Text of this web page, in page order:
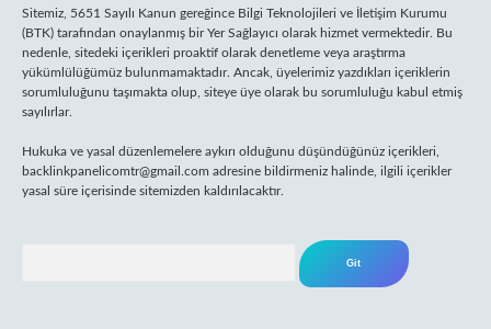
Sitemiz, 5651 Sayılı Kanun gereğince Bilgi Teknolojileri ve İletişim Kurumu
(BTK) tarafından onaylanmış bir Yer Sağlayıcı olarak hizmet vermektedir. Bu
nedenle, sitedeki içerikleri proaktif olarak denetleme veya araştırma
yükümlülüğümüz bulunmamaktadır. Ancak, üyelerimiz yazdıkları içeriklerin
sorumluluğunu taşımakta olup, siteye üye olarak bu sorumluluğu kabul etmiş
sayılırlar.
Hukuka ve yasal düzenlemelere aykırı olduğunu düşündüğünüz içerikleri,
backlinkpanelicomtr@gmail.com adresine bildirmeniz halinde, ilgili içerikler
yasal süre içerisinde sitemizden kaldırılacaktır.